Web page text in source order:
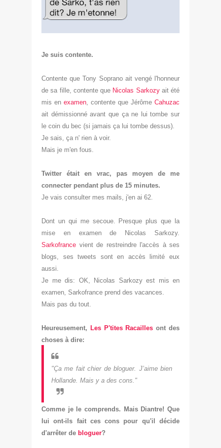
Je suis contente.
Contente que Tony Soprano ait vengé l'honneur
desa fille, contente que Nicolas Sarkozyait été
mis en examen, contente que Jérôme Cahuzac
ait démissionné avant que ça ne lui tombe sur
le coin du bec (si jamais ça lui tombe dessus).
Je sais, ça n' rien à voir.
Mais je m'en fous.
Twitter était en vrac, pas moyen de me
connecter pendant plus de 15 minutes.
Je vais consulter mes mails, j'en ai 62.
Dont un qui me secoue. Presque plus que la
mise en examen de Nicolas Sarkozy.
Sarkofrance vient de restreindre l'accès à ses
blogs, ses tweets sont en accès limité eux
aussi.
Je me dis: OK, Nicolas Sarkozy est mis en
examen, Sarkofrance prend des vacances.
Mais pas du tout.
Heureusement, Les P'tites Racailles ont des
choses à dire:
"Ça me fait chier de bloguer. J’aime bien
Hollande. Mais y a des cons."
Comme je le comprends. Mais Diantre! Que
lui ont-i ls fait ces cons pour qu'il décide
d'arrêter de bloguer?